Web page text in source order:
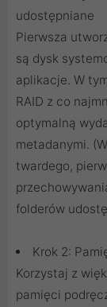
udostępniane
Pierwsza
są dysk
aplikacje. W
RAID z co
optymalną
metadanymi.
twardego,
folderów
Krok 2:
Korzystaj z
pamięci